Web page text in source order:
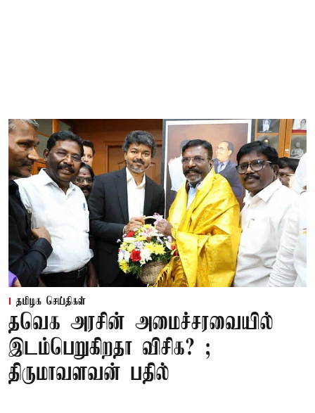
தமிழக செய்திகள்
தவெக அரசின் அமைச்சரவையில்
இடம்பெறுகிறதா விசிக? ;
திருமாவளவன் பதில்